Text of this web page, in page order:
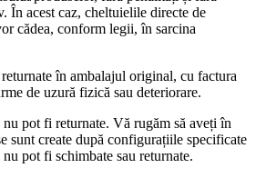
În acest caz, cheltuielile directe de
cădea, conform legii, în sarcina
în ambalajul original, cu factura
de uzură fizică sau deteriorare.
nu pot fi returnate. Vă rugăm să aveți în
sunt create după configurațiile specificate
pot fi schimbate sau returnate.